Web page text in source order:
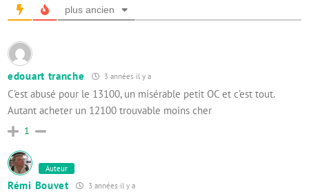
plus ancien
edouart tranche 3 années il y a
C’est abusé pour le 13100, un misérable petit OC et c’est tout.
Autant acheter un 12100 trouvable moins cher
1
Auteur
Rémi Bouvet 3 années il y a